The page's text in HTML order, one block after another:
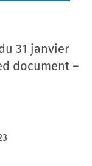
31 janvier
document –